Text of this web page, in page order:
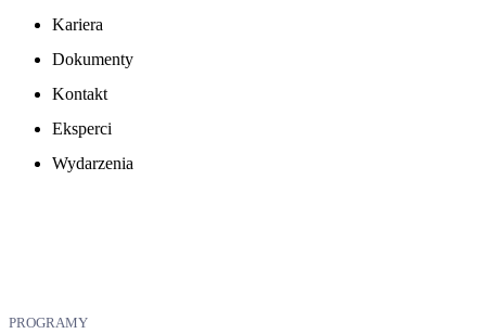
Kariera
Dokumenty
Kontakt
Eksperci
Wydarzenia
PROGRAMY